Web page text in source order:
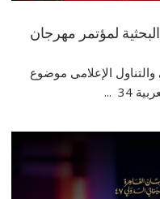
لمؤتمر مهرجان
والتناول الإعلامى موضوع
34 ...